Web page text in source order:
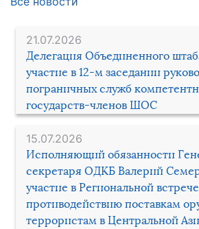
21.07.2026
Делегация Объединенного
участие в 12-м заседании
пограничных служб
государств-членов ШОС
15.07.2026
Исполняющий обязанности
секретаря ОДКБ Валерий
участие в Региональной
противодействию поставкам
террористам в Центральной